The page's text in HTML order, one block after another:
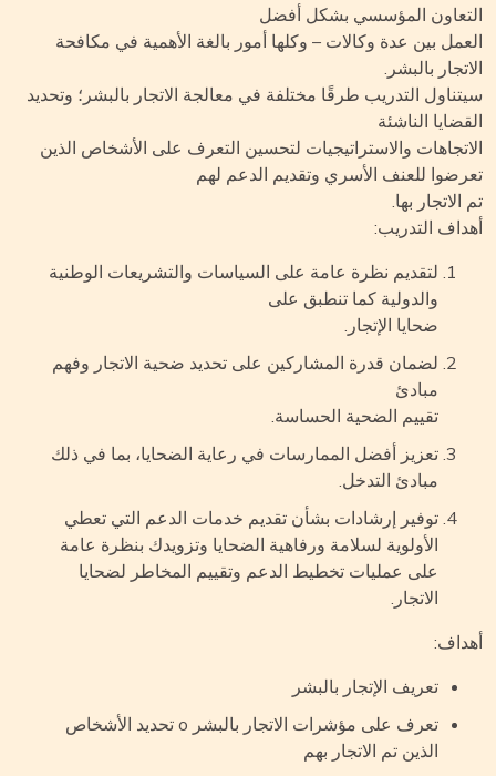
المؤسسي بشكل أفضل
بين عدة وكالات – وكلها أمور بالغة الأهمية في مكافحة
بالبشر.
التدريب طرقًا مختلفة في معالجة الاتجار بالبشر؛ وتحديد
الناشئة
والاستراتيجيات لتحسين التعرف على الأشخاص الذين
للعنف الأسري وتقديم الدعم لهم
بها.
التدريب:
لتقديم نظرة عامة على السياسات والتشريعات الوطنية
والدولية كما تنطبق على
ضحايا الإتجار.
لضمان قدرة المشاركين على تحديد ضحية الاتجار وفهم
مبادئ
تقييم الضحية الحساسة.
تعزيز أفضل الممارسات في رعاية الضحايا، بما في ذلك
مبادئ التدخل.
توفير إرشادات بشأن تقديم خدمات الدعم التي تعطي
الأولوية لسلامة ورفاهية الضحايا وتزويدك بنظرة عامة
على عمليات تخطيط الدعم وتقييم المخاطر لضحايا
الاتجار.
تعريف الإتجار بالبشر
تعرف على مؤشرات الاتجار بالبشر o تحديد الأشخاص
الذين تم الاتجار بهم